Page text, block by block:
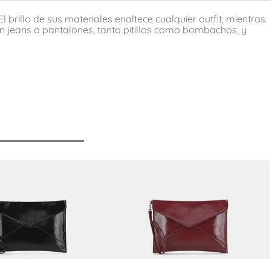
brillo de sus materiales enaltece cualquier outfit, mientras
jeans o pantalones, tanto pitillos como bombachos, y